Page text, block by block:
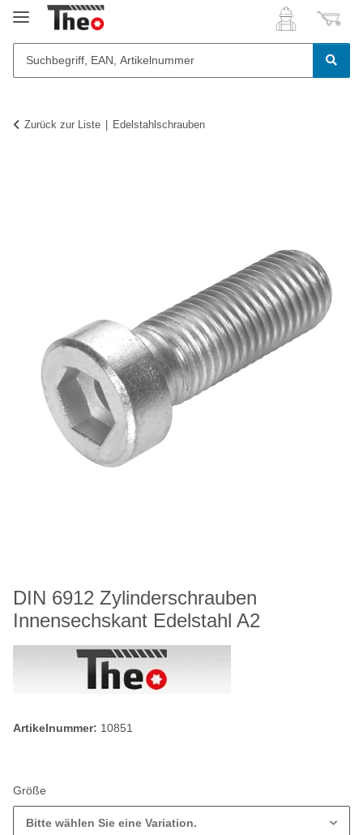
Zurück zur Liste Edelstahlschrauben
DIN 6912 Zylinderschrauben
Innensechskant Edelstahl A2
Artikelnummer: 10851
Größe
Bitte wählen Sie eine Variation.